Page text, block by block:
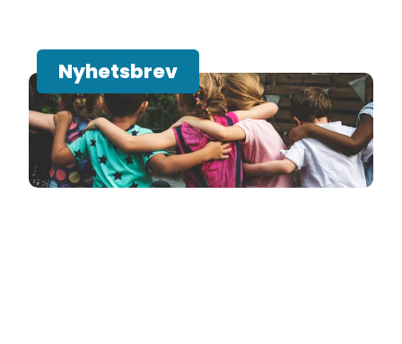
Nyhetsbrev